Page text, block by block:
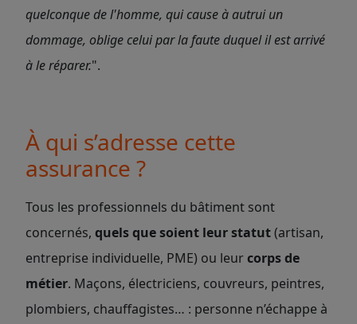
quelconque de l'homme, qui cause à autrui un
dommage, oblige celui par la faute duquel il est arrivé
à le réparer.".
À qui s’adresse cette
assurance ?
Tous les professionnels du bâtiment sont
concernés, quels que soient leur statut(artisan,
entreprise individuelle, PME) ou leurcorps de
métier. Maçons, électriciens, couvreurs, peintres,
plombiers, chauffagistes… : personne n’échappe à